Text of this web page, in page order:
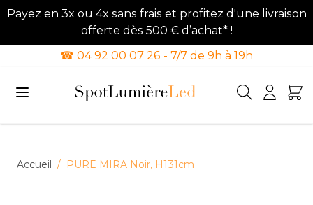
Payez en 3x ou 4x sans frais et profitez d'une livraison
offerte dès 500 € d’achat* !
☎ 04 92 00 07 26 - 7/7 de 9h à 19h
Accueil / PURE MIRA Noir, H131cm